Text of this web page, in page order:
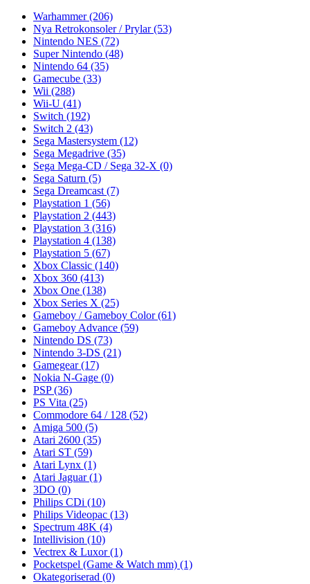
Warhammer(206)
Nya Retrokonsoler / Prylar(53)
Nintendo NES (72)
Super Nintendo (48)
Nintendo 64 (35)
Gamecube (33)
Wii (288)
Wii-U (41)
Switch (192)
Switch 2 (43)
Sega Mastersystem (12)
Sega Megadrive (35)
Sega Mega-CD / Sega 32-X (0)
Sega Saturn (5)
Sega Dreamcast (7)
Playstation 1 (56)
Playstation 2 (443)
Playstation 3 (316)
Playstation 4 (138)
Playstation 5 (67)
Xbox Classic (140)
Xbox 360 (413)
Xbox One (138)
Xbox Series X (25)
Gameboy / Gameboy Color(61)
Gameboy Advance (59)
Nintendo DS (73)
Nintendo 3-DS (21)
Gamegear(17)
Nokia N-Gage (0)
PSP(36)
PS Vita (25)
Commodore 64 / 128 (52)
Amiga 500 (5)
Atari 2600 (35)
Atari ST (59)
Atari Lynx (1)
Atari Jaguar(1)
3DO (0)
Philips CDi (10)
Philips Videopac (13)
Spectrum 48K (4)
Intellivision (10)
Vectrex & Luxor(1)
Pocketspel (Game & Watch mm) (1)
Okategoriserad (0)